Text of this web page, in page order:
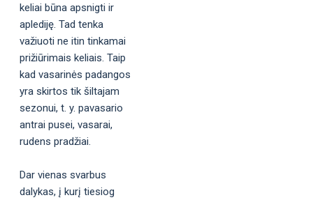
keliai būna apsnigti ir
aplediję. Tad tenka
važiuoti ne itin tinkamai
prižiūrimais keliais. Taip
kad vasarinės padangos
yra skirtos tik šiltajam
sezonui, t. y. pavasario
antrai pusei, vasarai,
rudens pradžiai.
Dar vienas svarbus
dalykas, į kurį tiesiog